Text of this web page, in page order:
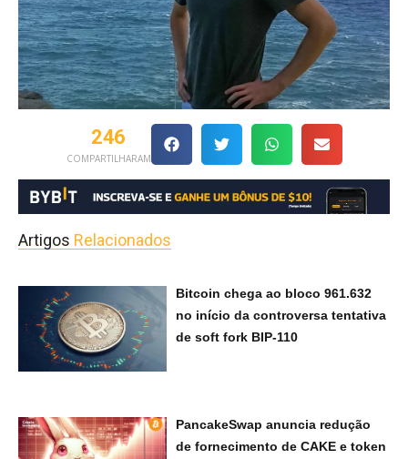
COMPARTILHARAM
246
Artigos Relacionados
Bitcoin chega ao bloco 961.632
no início da controversa tentativa
de soft fork BIP-110
PancakeSwap anuncia redução
de fornecimento de CAKE e token